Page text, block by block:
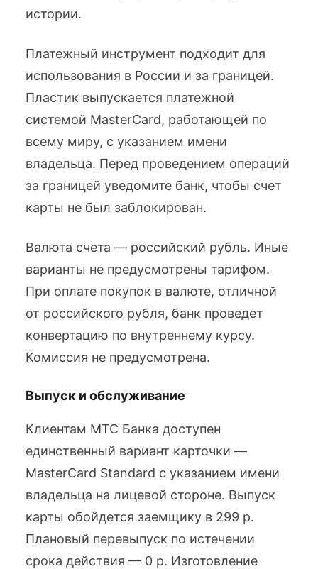
истории.
Платежный инструмент подходит для
использования в России и за границей.
Пластик выпускается платежной
системой MasterCard, работающей по
всему миру, с указанием имени
владельца. Перед проведением операций
за границей уведомите банк, чтобы счет
карты не был заблокирован.
Валюта счета — российский рубль. Иные
варианты не предусмотрены тарифом.
При оплате покупок в валюте, отличной
от российского рубля, банк проведет
конвертацию по внутреннему курсу.
Комиссия не предусмотрена.
Выпуск и обслуживание
Клиентам МТС Банка доступен
единственный вариант карточки —
MasterCard Standard с указанием имени
владельца на лицевой стороне. Выпуск
карты обойдется заемщику в 299 р.
Плановый перевыпуск по истечении
срока действия — 0 р. Изготовление